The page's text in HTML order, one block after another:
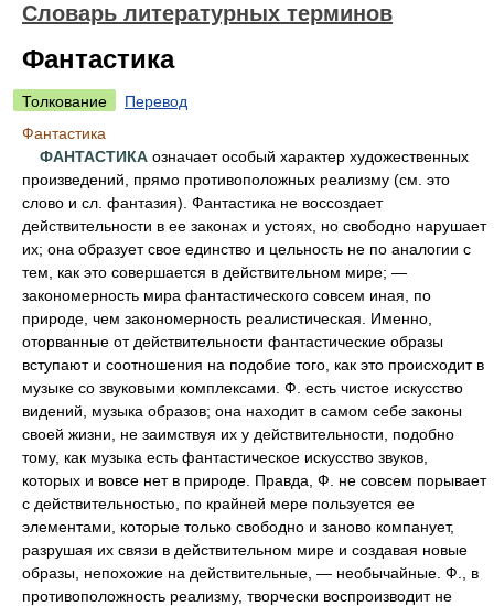
Словарь литературных терминов
Фантастика
Толкование
Перевод
Фантастика
ФАНТАСТИКА означает особый характер художественных
произведений, прямо противоположных реализму (см. это
слово и сл. фантазия). Фантастика не воссоздает
действительности в ее законах и устоях, но свободно нарушает
их; она образует свое единство и цельность не по аналогии с
тем, как это совершается в действительном мире; —
закономерность мира фантастического совсем иная, по
природе, чем закономерность реалистическая. Именно,
оторванные от действительности фантастические образы
вступают и соотношения на подобие того, как это происходит в
музыке со звуковыми комплексами. Ф. есть чистое искусство
видений, музыка образов; она находит в самом себе законы
своей жизни, не заимствуя их у действительности, подобно
тому, как музыка есть фантастическое искусство звуков,
которых и вовсе нет в природе. Правда, Ф. не совсем порывает
с действительностью, по крайней мере пользуется ее
элементами, которые только свободно и заново компанует,
разрушая их связи в действительном мире и создавая новые
образы, непохожие на действительные, — необычайные. Ф., в
противоположность реализму, творчески воспроизводит не